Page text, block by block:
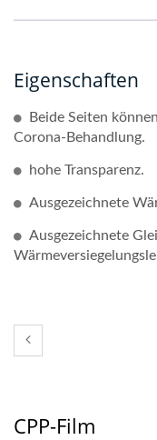
Eigenschaften
Beide Seiten
Corona-Behandlung.
hohe Transparenz.
Ausgezeichnete
Ausgezeichnete
CPP-Film